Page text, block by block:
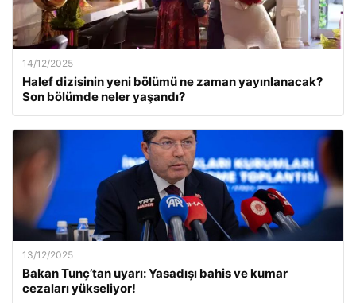
14/12/2025
Halef dizisinin yeni bölümü ne zaman yayınlanacak?
Son bölümde neler yaşandı?
13/12/2025
Bakan Tunç’tan uyarı: Yasadışı bahis ve kumar
cezaları yükseliyor!